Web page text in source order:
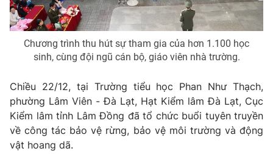
Nhân vật
Khán giả
Giải sao mai
Âm nhạc
Sao
Du lịch
Làm đẹp
Giáo dục
Tuyển sinh
Học trực tuyến
Hitech Công nghệ tương lai
Sản phẩm
Thị trường
Giao lưu trực tuyến
Lịch phát sóng
Chương trình thu hút sự tham gia của hơn 1.100 học
sinh, cùng đội ngũ cán bộ, giáo viên nhà trường.
Chiều 22/12, tại Trường tiểu học Phan Như Thạch,
phường Lâm Viên - Đà Lạt, Hạt Kiểm lâm Đà Lạt, Cục
Kiểm lâm tỉnh Lâm Đồng đã tổ chức buổi tuyên truyền
về công tác bảo vệ rừng, bảo vệ môi trường và động
vật hoang dã.